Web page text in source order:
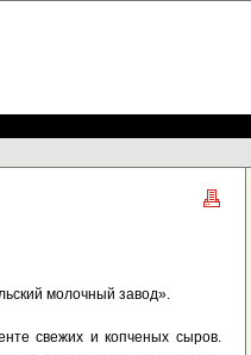
молочный завод».
свежих и копченых сыров.